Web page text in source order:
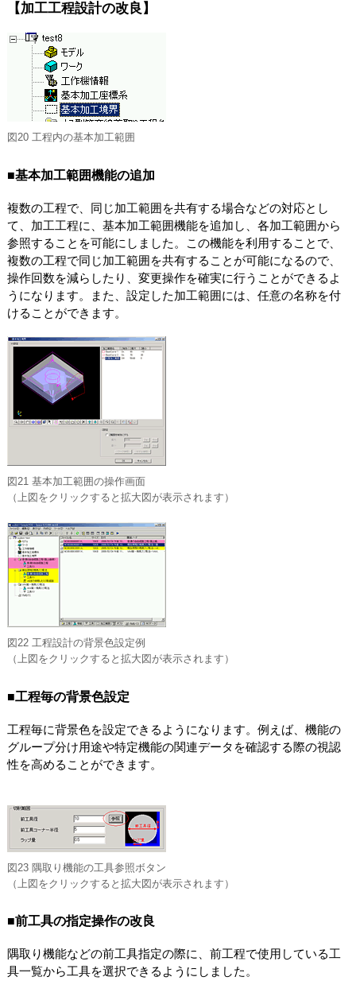
【加工工程設計の改良】
図20 工程内の基本加工範囲
■基本加工範囲機能の追加
複数の工程で、同じ加工範囲を共有する場合などの対応とし
て、加工工程に、基本加工範囲機能を追加し、各加工範囲から
参照することを可能にしました。この機能を利用することで、
複数の工程で同じ加工範囲を共有することが可能になるので、
操作回数を減らしたり、変更操作を確実に行うことができるよ
うになります。また、設定した加工範囲には、任意の名称を付
けることができます。
図21 基本加工範囲の操作画面
（上図をクリックすると拡大図が表示されます）
図22 工程設計の背景色設定例
（上図をクリックすると拡大図が表示されます）
■工程毎の背景色設定
工程毎に背景色を設定できるようになります。例えば、機能の
グループ分け用途や特定機能の関連データを確認する際の視認
性を高めることができます。
図23 隅取り機能の工具参照ボタン
（上図をクリックすると拡大図が表示されます）
■前工具の指定操作の改良
隅取り機能などの前工具指定の際に、前工程で使用している工
具一覧から工具を選択できるようにしました。